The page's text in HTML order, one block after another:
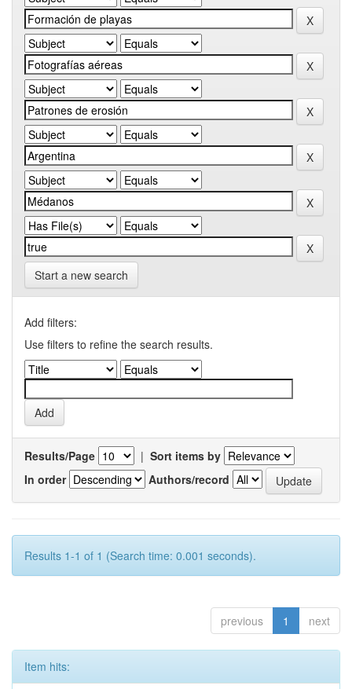
Start a new search
Add filters:
Use filters to refine the search results.
Results/Page | Sort items by
In order
Authors/record
Results 1-1 of 1 (Search time: 0.001 seconds).
previous 1 next
Item hits: